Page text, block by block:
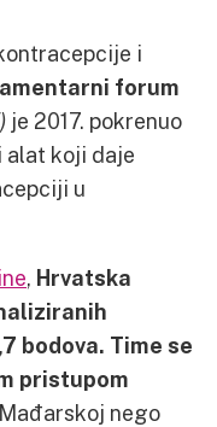
i
forum
je 2017. pokrenuo
koji daje
u
, Hrvatska
bodova. Time se
pristupom
nego